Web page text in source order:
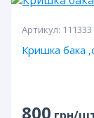
Артикул: 111333
Кришка бака
800